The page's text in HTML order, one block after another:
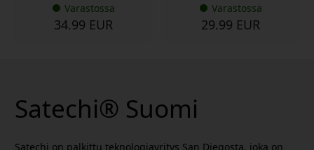
Varastossa
34.99 EUR
Varastossa
29.99 EUR
Satechi® Suomi
Satechi on palkittu teknologiayritys San Diegosta, joka on